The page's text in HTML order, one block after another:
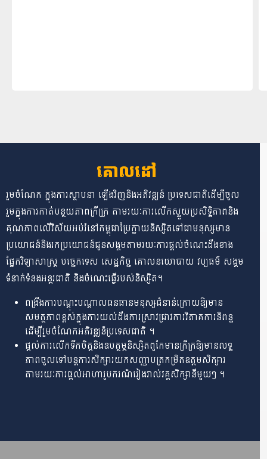
គោលដៅ
រួមចំណែក ក្នុងការស្ថាបនា ទ្បើងវិញនិងអភិវឌ្ឍន៏ ប្រទេសជាតិដើម្បីចូល
រួមក្នុងការកាត់បន្ថយភាពក្រីក្រ្រ តាមរយៈការលើកស្ទួយប្រសិទ្ធិភាពនិង
គុណភាពលើវិស័យអប់រំនៅកម្ពុជាប្រែក្លាយនិស្សិតទៅជាមនុស្សមាន
ប្រយោជន៏និងរកប្រយោជន៏ជូនសង្គមតាមរយៈការផ្តល់ចំណេះដឹងខាង
ផ្នែកវិទ្យាសាស្រ្ត បច្ចេកទេស សេដ្ឋកិច្ច គោលនយោបាយ វប្បធម៌ សង្គម
ទំនាក់ទំនងអន្តរជាតិ និងចំណេះធ្វើរបស់និស្សិត។
ពង្រឹងការបណ្តុះបណ្តាលធនធានមនុស្សជំនាន់ក្រោយឱ្យមាន
សមត្ថភាពខ្ពស់ក្នុងការយល់ដឹងការស្រាវជ្រាវការវិភាគការនិពន្ធ
ដើម្បីរួមចំណែកអភិវឌ្ឍន៏ប្រទេសជាតិ​ ។
ផ្តល់ការលើកទឹកចិត្តនិងឧបត្ថម្ភនិស្សិតពូកែមានក្រីក្រឱ្យមានលទ្ធ
ភាពចូលទៅបន្តការសិក្សារយកសញ្ញាបត្រកម្រិតឧត្តមសិក្សារ
តាមរយៈការផ្តល់អាហារូបករណ៏រៀងរាល់វគ្គសិក្សានីមួយៗ​​ ។